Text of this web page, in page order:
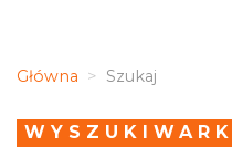
Główna Szukaj